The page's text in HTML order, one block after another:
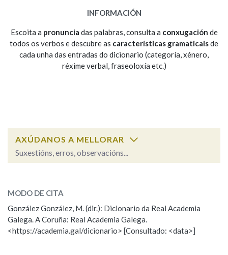
Marcas gramaticais
INFORMACIÓN
Escoita a pronuncia das palabras, consulta a conxugación de
todos os verbos e descubre as características gramaticaisde
cada unha das entradas do dicionario (categoría, xénero,
réxime verbal, fraseoloxía etc.)
AXÚDANOS A MELLORAR
Suxestións, erros, observacións...
Observación
Nome
MODO DE CITA
González González, M. (dir.): Dicionario da Real Academia
Galega. A Coruña: Real Academia Galega.
<https://academia.gal/dicionario> [Consultado: <data>]